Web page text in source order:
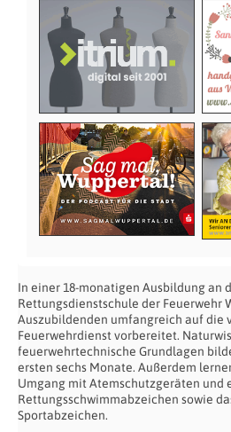
In einer 18-monatigen Ausbildung an
Rettungsdienstschule der Feuerwehr
Auszubildenden umfangreich auf die
Feuerwehrdienst vorbereitet.
feuerwehrtechnische Grundlagen
ersten sechs Monate. Außerdem
Umgang mit Atemschutzgeräten und
Rettungsschwimmabzeichen sowie
Sportabzeichen.